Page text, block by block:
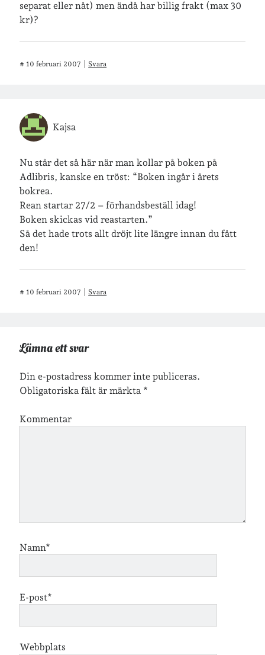
separat eller nåt) men ändå har billig frakt (max 30
kr)?
# 10 februari 2007 Svara
Kajsa
Nu står det så här när man kollar på boken på
Adlibris, kanske en tröst: “Boken ingår i årets
bokrea.
Rean startar 27/2 – förhandsbeställ idag!
Boken skickas vid reastarten.”
Så det hade trots allt dröjt lite längre innan du fått
den!
# 10 februari 2007 Svara
Lämna ett svar
Din e-postadress kommer inte publiceras.
Obligatoriska fält är märkta *
Kommentar
Namn*
E-post*
Webbplats